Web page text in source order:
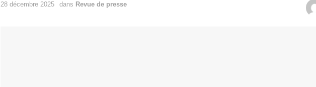
28 décembre 2025 dans Revue de presse